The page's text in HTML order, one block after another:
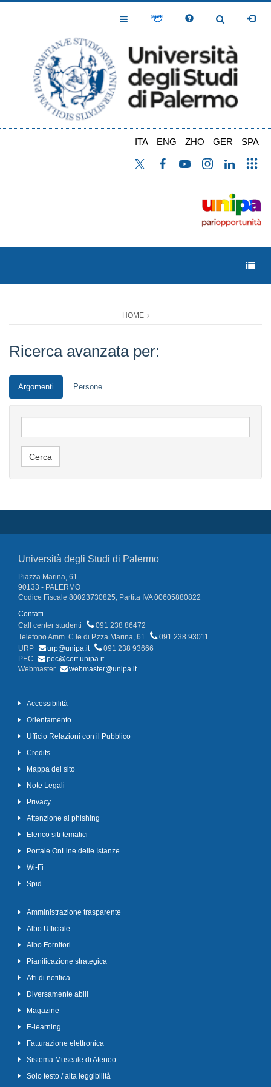
Toggle
Toggle
ITA ENG ZHO GER SPA
HOME
Ricerca avanzata per:
Argomenti Persone
Università degli Studi di Palermo
Piazza Marina, 61
90133 - PALERMO
Codice Fiscale 80023730825, Partita IVA 00605880822
Contatti
Call center studenti
091 238 86472
Telefono Amm. C.le di P.zza Marina, 61
091 238 93011
URP
urp@unipa.it
091 238 93666
PEC
pec@cert.unipa.it
Webmaster
webmaster@unipa.it
Accessibilità
Orientamento
Ufficio Relazioni con il Pubblico
Credits
Mappa del sito
Note Legali
Privacy
Attenzione al phishing
Elenco siti tematici
Portale OnLine delle Istanze
Wi-Fi
Spid
Amministrazione trasparente
Albo Ufficiale
Albo Fornitori
Pianificazione strategica
Atti di notifica
Diversamente abili
Magazine
E-learning
Fatturazione elettronica
Sistema Museale di Ateneo
Solo testo / alta leggibilità